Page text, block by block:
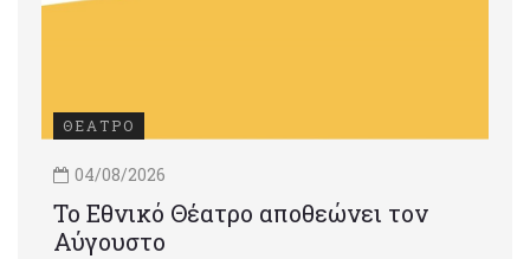
ΘΕΑΤΡΟ
04/08/2026
Το Εθνικό Θέατρο αποθεώνει τον
Αύγουστο